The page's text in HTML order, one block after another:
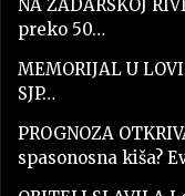
NA ZADARSKOJ
preko 50…
MEMORIJAL U
SJP…
PROGNOZA
spasonosna kiša?